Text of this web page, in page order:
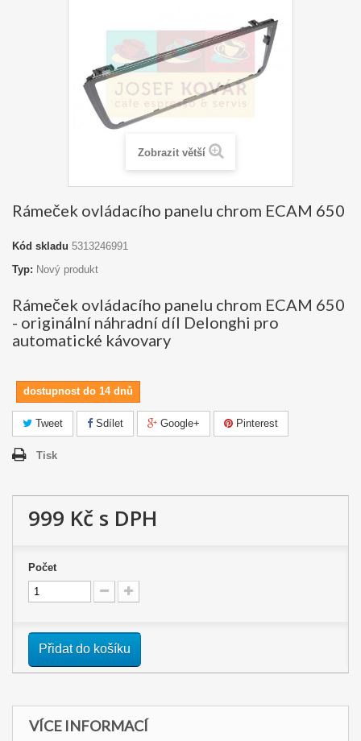
Zobrazit větší
Rámeček ovládacího panelu chrom ECAM 650
Kód skladu 5313246991
Typ: Nový produkt
Rámeček ovládacího panelu chrom ECAM 650
- originální náhradní díl Delonghi pro
automatické kávovary
dostupnost do 14 dnů
Tweet Sdílet Google+ Pinterest
Tisk
999 Kč s DPH
Počet
Přidat do košíku
VÍCE INFORMACÍ